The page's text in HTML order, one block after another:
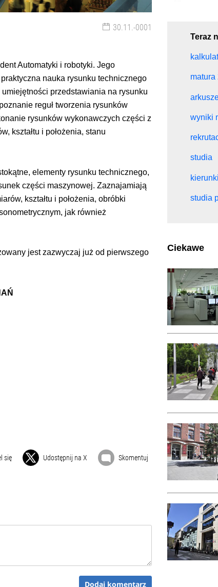
30.11.-0001
Automatyki i robotyki. Jego
nauka rysunku technicznego
przedstawiania na rysunku
reguł tworzenia rysunków
rysunków wykonawczych części z
kształtu i położenia, stanu
elementy rysunku technicznego,
części maszynowej. Zaznajamiają
kształtu i położenia, obróbki
jak również
jest zazwyczaj już od pierwszego
się Udostępnij na X Skomentuj
Dodaj komentarz
Teraz
matura
wyniki
studia
studia
Ciekawe